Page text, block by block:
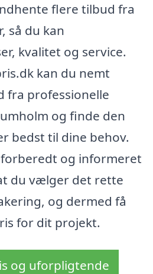
flere tilbud fra
så du kan
kvalitet og service.
kan du nemt
fra professionelle
og finde den
bedst til dine behov.
og informeret
du vælger det rette
og dermed få
for dit projekt.
og uforpligtende